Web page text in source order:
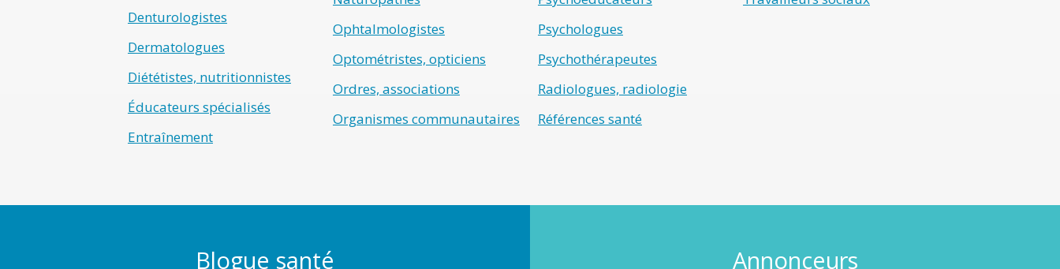
Denturologistes
Dermatologues
Diététistes, nutritionnistes
Éducateurs spécialisés
Entraînement
Ophtalmologistes
Optométristes, opticiens
Ordres, associations
Organismes communautaires
Psychologues
Psychothérapeutes
Radiologues, radiologie
Références santé
Blogue santé Annonceurs